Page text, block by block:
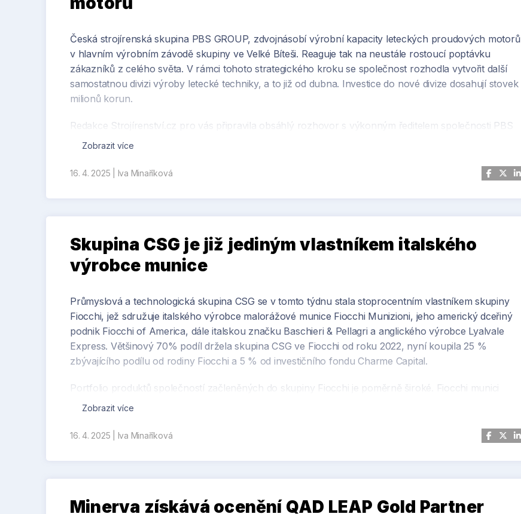
Česká strojírenská skupina PBS GROUP, zdvojnásobí výrobní kapacity leteckých proudových motorů
v hlavním výrobním závodě skupiny ve Velké Bíteši. Reaguje tak na neustále rostoucí poptávku
zákazníků z celého světa. V rámci tohoto strategického kroku se společnost rozhodla vytvořit další
samostatnou divizi výroby letecké techniky, a to již od dubna. Investice do nové divize dosahují stovek
milionů korun.
Redakce Strojírenství.cz pro vás připravila obsáhlý rozhovor s výkonným ředitelem společnosti PBS
GROUP, Pavlem Čechalem. Najdete ho již nyní v prvním letošním vydání časopisu Strojírenství.cz, a v
plánech společnosti PBS GROUP, o novince v segmentu proudových motorů i o výrobě v USA a
Zobrazit více
16. 4. 2025 Iva Minaříková
Skupina CSG je již jediným vlastníkem italského
výrobce munice
Průmyslová a technologická skupina CSG se v tomto týdnu stala stoprocentním vlastníkem skupiny
Fiocchi, jež sdružuje italského výrobce malorážové munice Fiocchi Munizioni, jeho americký dceřiný
podnik Fiocchi of America, dále italskou značku Baschieri & Pellagri a anglického výrobce Lyalvale
Express. Většinový 70% podíl držela skupina CSG ve Fiocchi od roku 2022, nyní koupila 25 %
zbývajícího podílu od rodiny Fiocchi a 5 % od investičního fondu Charme Capital.
Portfolio produktů společností začleněných do skupiny Fiocchi je poměrně široké. Fiocchi munici
využívají lovci, sportovní střelci, ozbrojeným složkám a policejním sborům dodává Fiocchi zhruba 30
silný inovační potenciál skupiny, jehož důkazem je například produktová řada Green Core. Ta
volné přírodě samo do jednoho roku rozloží.
Zobrazit více
16. 4. 2025 Iva Minaříková
Minerva získává ocenění QAD LEAP Gold Partner